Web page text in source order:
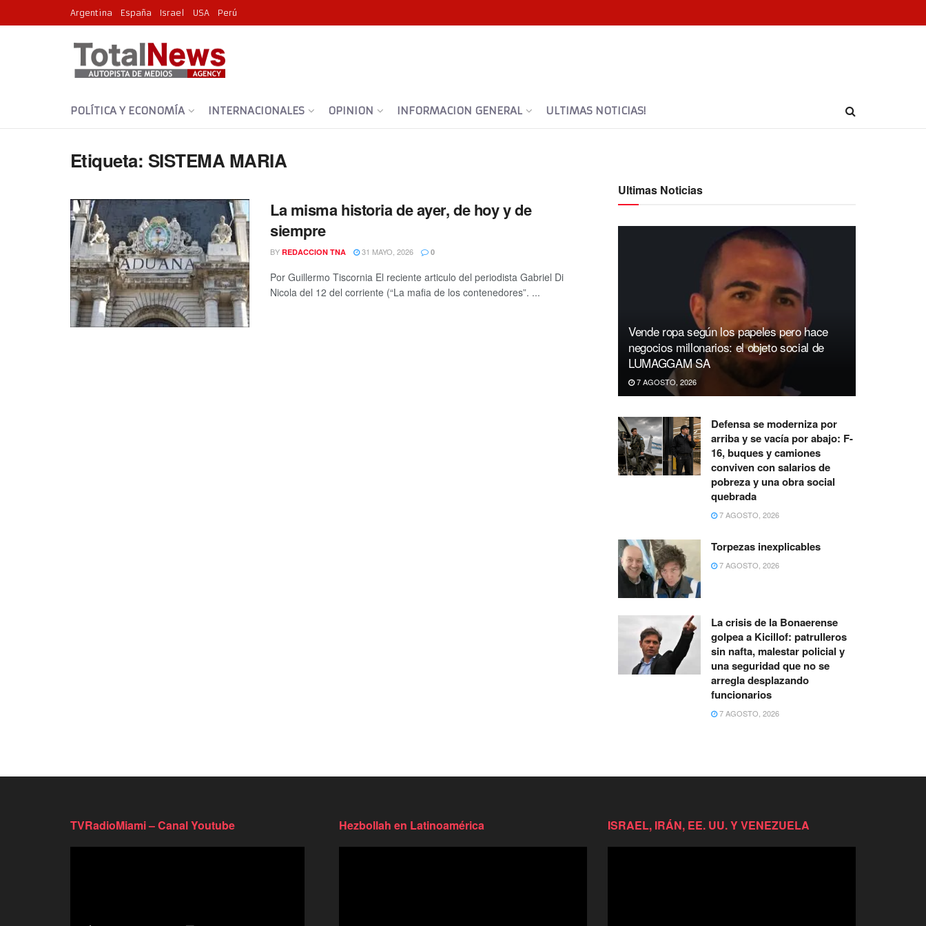
Argentina España Israel USA Perú
POLÍTICA Y ECONOMÍA INTERNACIONALES OPINION INFORMACION GENERAL ULTIMAS NOTICIAS!
Etiqueta: SISTEMA MARIA
La misma historia de ayer, de hoy y de
siempre
BY REDACCION TNA 31 MAYO, 2026 0
Por Guillermo Tiscornia El reciente articulo del periodista Gabriel Di
Nicola del 12 del corriente (“La mafia de los contenedores”. ...
Ultimas Noticias
Vende ropa según los papeles pero hace
negocios millonarios: el objeto social de
LUMAGGAM SA
7 AGOSTO, 2026
Defensa se moderniza por
arriba y se vacía por abajo: F-
16, buques y camiones
conviven con salarios de
pobreza y una obra social
quebrada
7 AGOSTO, 2026
Torpezas inexplicables
7 AGOSTO, 2026
La crisis de la Bonaerense
golpea a Kicillof: patrulleros
sin nafta, malestar policial y
una seguridad que no se
arregla desplazando
funcionarios
7 AGOSTO, 2026
TVRadioMiami – Canal Youtube Hezbollah en Latinoamérica ISRAEL, IRÁN, EE. UU. Y VENEZUELA